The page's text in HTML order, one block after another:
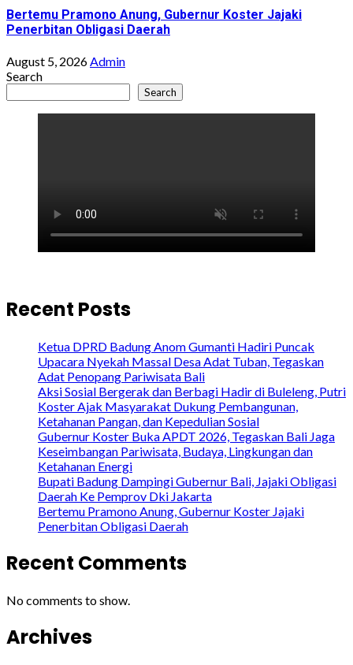
Bertemu Pramono Anung, Gubernur Koster Jajaki
Penerbitan Obligasi Daerah
August 5, 2026Admin
Search
Search
Recent Posts
Ketua DPRD Badung Anom Gumanti Hadiri Puncak
Upacara Nyekah Massal Desa Adat Tuban, Tegaskan
Adat Penopang Pariwisata Bali
Aksi Sosial Bergerak dan Berbagi Hadir di Buleleng, Putri
Koster Ajak Masyarakat Dukung Pembangunan,
Ketahanan Pangan, dan Kepedulian Sosial
Gubernur Koster Buka APDT 2026, Tegaskan Bali Jaga
Keseimbangan Pariwisata, Budaya, Lingkungan dan
Ketahanan Energi
Bupati Badung Dampingi Gubernur Bali, Jajaki Obligasi
Daerah Ke Pemprov Dki Jakarta
Bertemu Pramono Anung, Gubernur Koster Jajaki
Penerbitan Obligasi Daerah
Recent Comments
No comments to show.
Archives